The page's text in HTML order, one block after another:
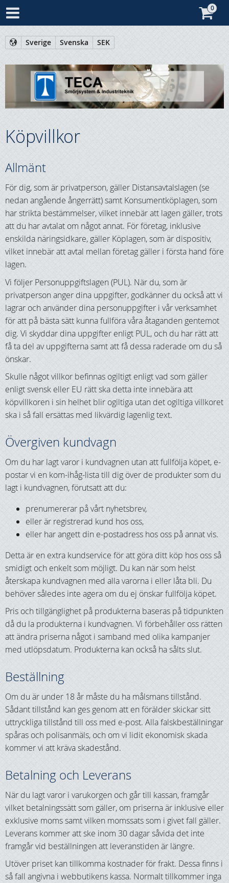
Sverige Svenska SEK
Köpvillkor
Allmänt
För dig, som är privatperson, gäller Distansavtalslagen (se
nedan angående ångerrätt) samt Konsumentköplagen, som
har strikta bestämmelser, vilket innebär att lagen gäller, trots
att du har avtalat om något annat. För företag, inklusive
enskilda näringsidkare, gäller Köplagen, som är dispositiv,
vilket innebär att avtal mellan företag gäller i första hand före
lagen.
Vi följer Personuppgiftslagen (PUL). När du, som är
privatperson anger dina uppgifter, godkänner du också att vi
lagrar och använder dina personuppgifter i vår verksamhet
för att på bästa sätt kunna fullföra våra åtaganden gentemot
dig. Vi skyddar dina uppgifter enligt PUL, och du har rätt att
få ta del av uppgifterna samt att få dessa raderade om du så
önskar.
Skulle något villkor befinnas ogiltigt enligt vad som gäller
enligt svensk eller EU rätt ska detta inte innebära att
köpvillkoren i sin helhet blir ogiltiga utan det ogiltiga villkoret
ska i så fall ersättas med likvärdig lagenlig text.
Övergiven kundvagn
Om du har lagt varor i kundvagnen utan att fullfölja köpet, e-
postar vi en kom-ihåg-lista till dig över de produkter som du
lagt i kundvagnen, förutsatt att du:
prenumererar på vårt nyhetsbrev,
eller är registrerad kund hos oss,
eller har angett din e-postadress hos oss på annat vis.
Detta är en extra kundservice för att göra ditt köp hos oss så
smidigt och enkelt som möjligt. Du kan när som helst
återskapa kundvagnen med alla varorna i eller låta bli. Du
behöver således inte agera om du ej önskar fullfölja köpet.
Pris och tillgänglighet på produkterna baseras på tidpunkten
då du la produkterna i kundvagnen. Vi förbehåller oss rätten
att ändra priserna något i samband med olika kampanjer
med utlöpsdatum. Produkterna kan också ha sålts slut.
Beställning
Om du är under 18 år måste du ha målsmans tillstånd.
Sådant tillstånd kan ges genom att en förälder skickar sitt
uttryckliga tillstånd till oss med e-post. Alla falskbeställningar
spåras och polisanmäls, och om vi lidit ekonomisk skada
kommer vi att kräva skadestånd.
Betalning och Leverans
När du lagt varor i varukorgen och går till kassan, framgår
vilket betalningssätt som gäller, om priserna är inklusive eller
exklusive moms samt vilken momssats som i givet fall gäller.
Leverans kommer att ske inom 30 dagar såvida det inte
framgår vid beställningen att leveranstiden är längre.
Utöver priset kan tillkomma kostnader för frakt. Dessa finns i
så fall angivna i webbutikens kassa. Normalt tillkommer inga